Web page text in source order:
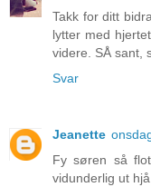
Takk for ditt
lytter med
videre. SÅ sant,
Svar
Jeanette
Fy søren så
vidunderlig ut